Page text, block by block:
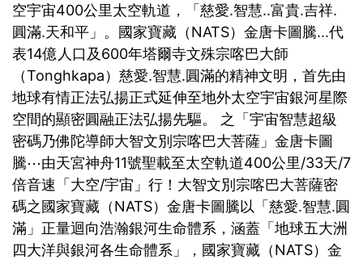
空宇宙400公里太空軌道，「慈愛.智慧..富貴.吉祥.
圓滿.天和平」。國家寶藏（NATS）金唐卡圖騰...代
表14億人口及600年塔爾寺文殊宗喀巴大師
（Tonghkapa）慈愛.智慧.圓滿的精神文明，首先由
地球有情正法弘揚正式延伸至地外太空宇宙銀河星際
空間的顯密圓融正法弘揚先驅。 之「宇宙智慧超級
密碼乃佛陀導師大智文別宗喀巴大菩薩」金唐卡圖
騰⋯由天宮神舟11號聖載至太空軌道400公里/33天/7
倍音速「大空/宇宙」行！大智文別宗喀巴大菩薩密
碼之國家寶藏（NATS）金唐卡圖騰以「慈愛.智慧.圓
滿」正量迴向浩瀚銀河生命體系，涵蓋「地球五大洲
四大洋與銀河各生命體系」，國家寶藏（NATS）金